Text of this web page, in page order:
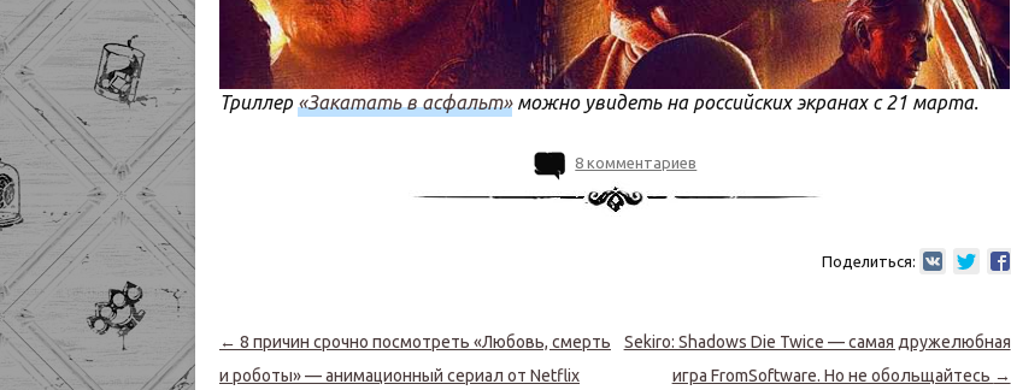
Триллер «Закатать в асфальт»можно увидеть на российских экранах с 21 марта.
8 комментариев
Поделиться:
Навигация по записям
← 8 причин срочно посмотреть «Любовь, смерть
и роботы» — анимационный сериал от Netflix
Sekiro: Shadows Die Twice — самая дружелюбная
игра FromSoftware. Но не обольщайтесь →